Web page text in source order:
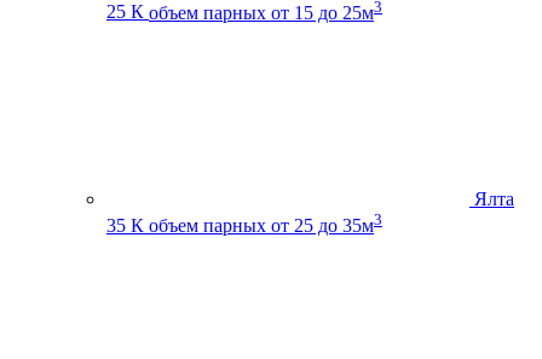
25 К объем парных от 15 до 25м3
Ялта
35 К объем парных от 25 до 35м3